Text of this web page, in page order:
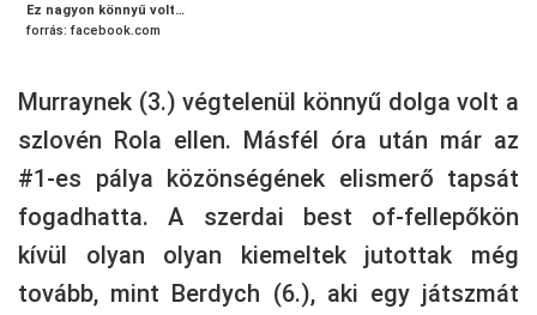
Ez nagyon könnyű volt…
forrás: facebook.com
Murraynek (3.) végtelenül könnyű dolga volt a
szlovén Rola ellen. Másfél óra után már az
#1-es pálya közönségének elismerő tapsát
fogadhatta. A szerdai best of-fellepőkön
kívül olyan olyan kiemeltek jutottak még
tovább, mint Berdych (6.), aki egy játszmát